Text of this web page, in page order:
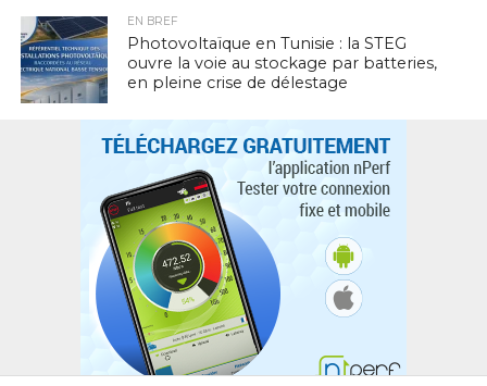
EN BREF
Photovoltaïque en Tunisie : la STEG
ouvre la voie au stockage par batteries,
en pleine crise de délestage